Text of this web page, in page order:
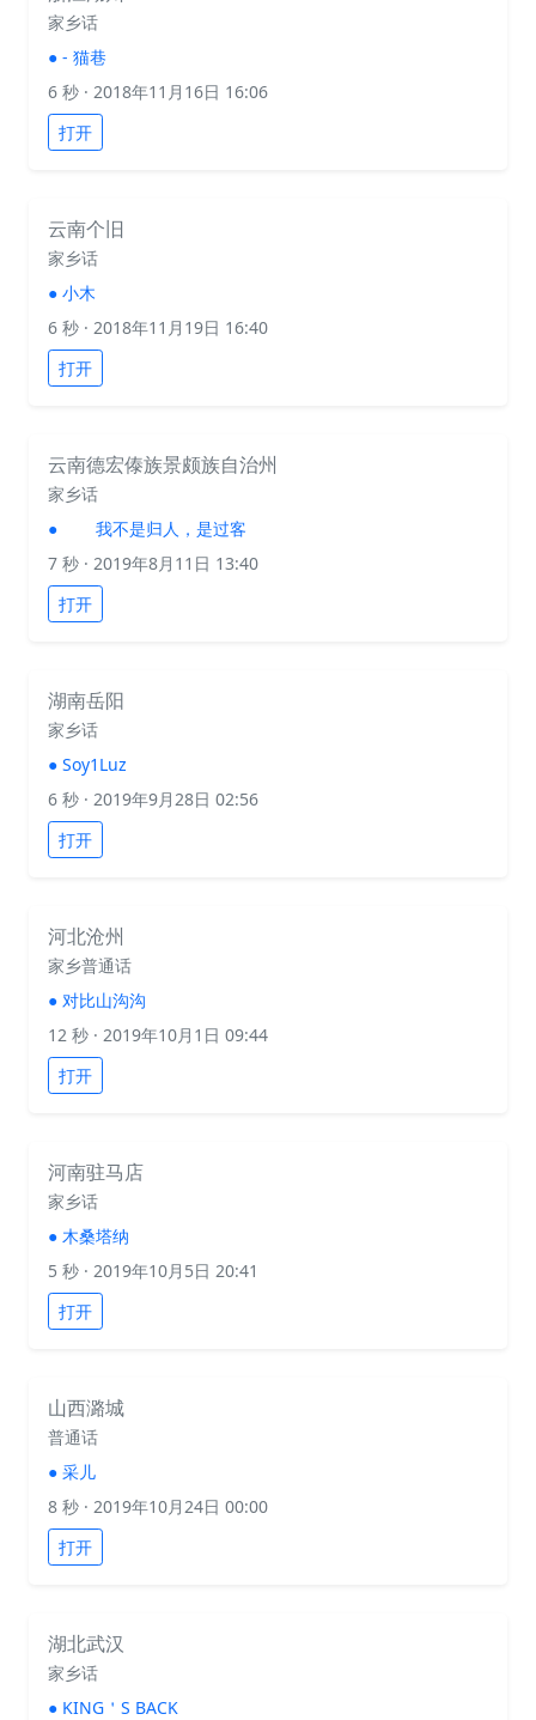
家乡话
● - 猫巷
6 秒 · 2018年11月16日 16:06
打开
云南个旧
家乡话
● 小木
6 秒 · 2018年11月19日 16:40
打开
云南德宏傣族景颇族自治州
家乡话
●
我不是归人，是过客
7 秒 · 2019年8月11日 13:40
打开
湖南岳阳
家乡话
● Soy1Luz
6 秒 · 2019年9月28日 02:56
打开
河北沧州
家乡普通话
● 对比山沟沟
12 秒 · 2019年10月1日 09:44
打开
河南驻马店
家乡话
● 木桑塔纳
5 秒 · 2019年10月5日 20:41
打开
山西潞城
普通话
● 采儿
8 秒 · 2019年10月24日 00:00
打开
湖北武汉
家乡话
● KING＇S BACK